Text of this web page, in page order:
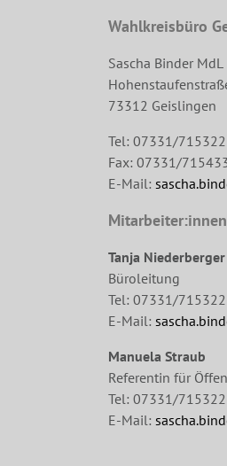
Wahlkreisbüro
Sascha Binder MdL
73312 Geislingen
Tel: 07331/
Fax: 07331/
E-Mail:
Tanja Niederberger
Büroleitung
Tel: 07331/
E-Mail:
Manuela Straub
Referentin für
Tel: 07331/
E-Mail: